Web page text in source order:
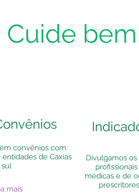
Cuide
convênios com
de Caxias
mais
Divulgamos
médicas e de